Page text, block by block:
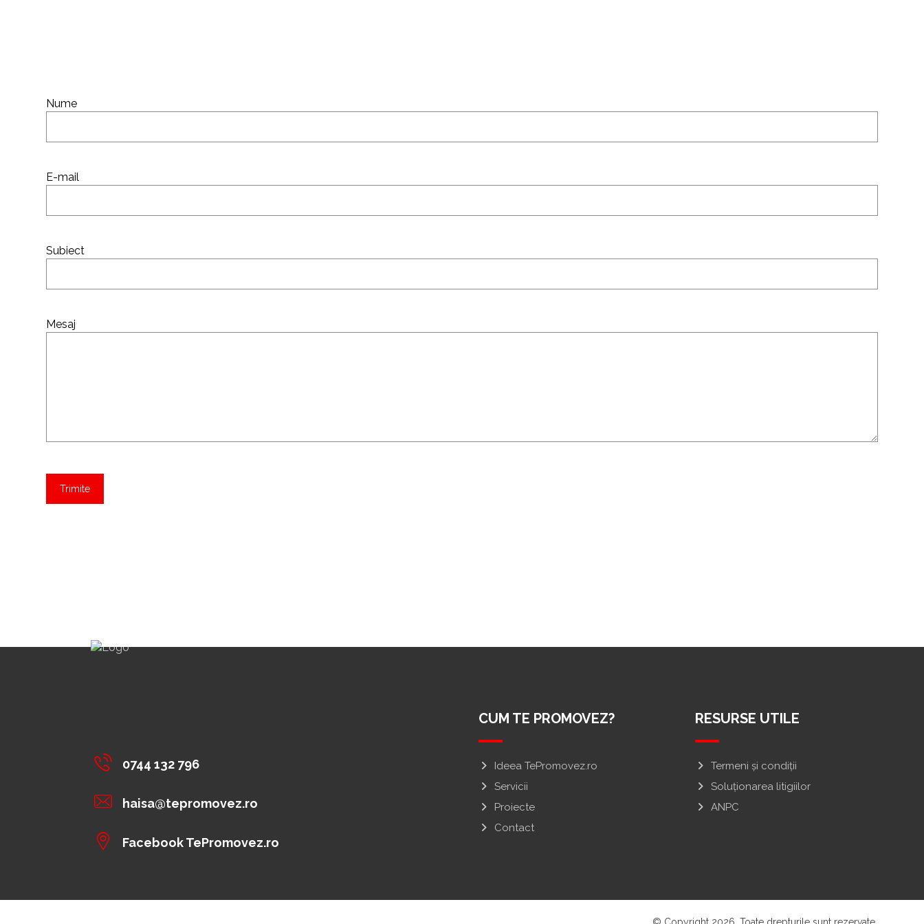
Nume
E-mail
Subiect
Mesaj
Trimite
0744 132 796
haisa@tepromovez.ro
Facebook TePromovez.ro
CUM TE PROMOVEZ?
Ideea TePromovez.ro
Servicii
Proiecte
Contact
RESURSE UTILE
Termeni și condiții
Soluționarea litigiilor
ANPC